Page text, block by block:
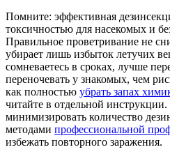
Помните: эффективная
токсичностью для насекомых и
Правильное проветривание не
убирает лишь избыток летучих
сомневаетесь в сроках, лучше
переночевать у знакомых, чем
как полностью убрать запах
читайте в отдельной
минимизировать количество
методами профессиональной
избежать повторного заражения.